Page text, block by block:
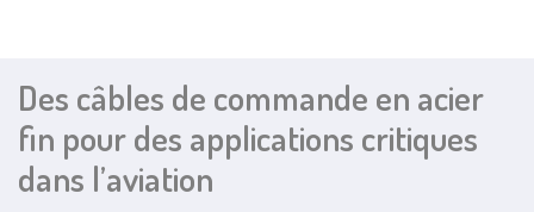
cylindrique
Embout de
câble zamak
cylindrique
Des câbles de commande en acier
fin pour des applications critiques
dans l’aviation